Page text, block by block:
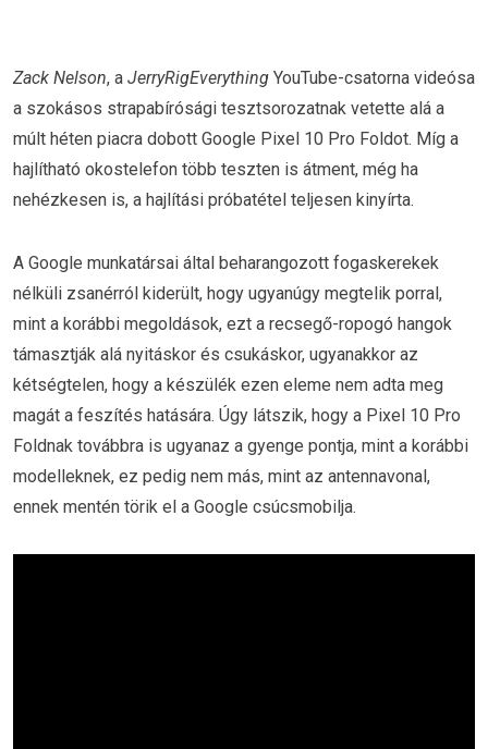
Zack Nelson, a JerryRigEverything YouTube-csatorna videósa
a szokásos strapabírósági tesztsorozatnak vetette alá a
múlt héten piacra dobott Google Pixel 10 Pro Foldot. Míg a
hajlítható okostelefon több teszten is átment, még ha
nehézkesen is, a hajlítási próbatétel teljesen kinyírta.
A Google munkatársai által beharangozott fogaskerekek
nélküli zsanérról kiderült, hogy ugyanúgy megtelik porral,
mint a korábbi megoldások, ezt a recsegő-ropogó hangok
támasztják alá nyitáskor és csukáskor, ugyanakkor az
kétségtelen, hogy a készülék ezen eleme nem adta meg
magát a feszítés hatására. Úgy látszik, hogy a Pixel 10 Pro
Foldnak továbbra is ugyanaz a gyenge pontja, mint a korábbi
modelleknek, ez pedig nem más, mint az antennavonal,
ennek mentén törik el a Google csúcsmobilja.